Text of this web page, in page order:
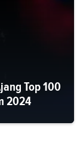
Top 100
2024